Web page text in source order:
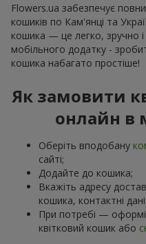
Flowers.ua забезпечує
кошиків по Кам'янці та
кошика — це легко, зручно
мобільного додатку -
кошика набагато простіше!
Як замовити
онлайн в
Оберіть вподобану
сайті;
Додайте до кошика;
Вкажіть адресу
кошика, контактні
При потребі —
квітковий кошик або